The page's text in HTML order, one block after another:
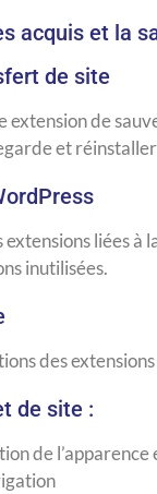
acquis et la
de site
extension de
et
liées à
inutilisées.
des
de site :
de